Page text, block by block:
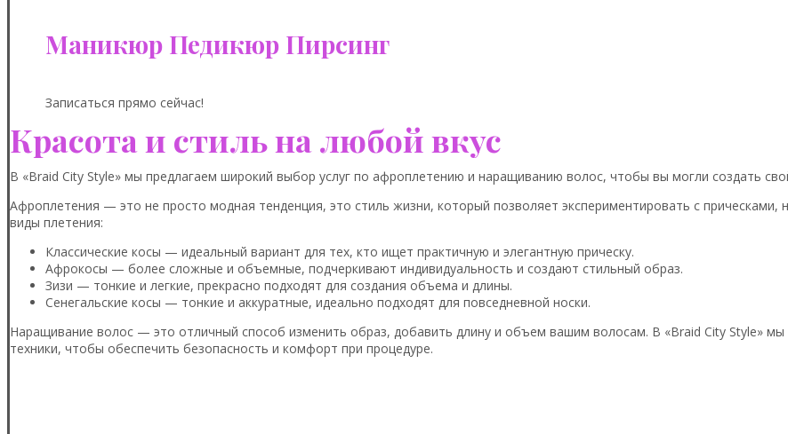
Маникюр Педикюр Пирсинг
Записаться прямо сейчас!
Красота и стиль на любой вкус
В «Braid City Style» мы предлагаем широкий выбор услуг по афроплетению и наращиванию волос, чтобы вы могли создать
Aфроплетения — это не просто модная тенденция, это стиль жизни, который позволяет экспериментировать с
виды плетения:
Классические косы — идеальный вариант для тех, кто ищет практичную и элегантную прическу.
Афрокосы — более сложные и объемные, подчеркивают индивидуальность и создают стильный образ.
Зизи — тонкие и легкие, прекрасно подходят для создания объема и длины.
Сенегальские косы — тонкие и аккуратные, идеально подходят для повседневной носки.
Наращивание волос — это отличный способ изменить образ, добавить длину и объем вашим волосам. В «Braid City Style»
техники, чтобы обеспечить безопасность и комфорт при процедуре.